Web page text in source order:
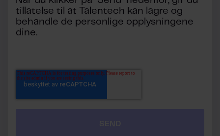
tillatelse til at Talentech kan lagre og
behandle de personlige opplysningene
dine.